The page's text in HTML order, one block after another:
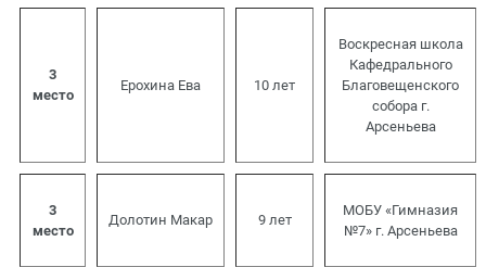
3
место
Ерохина Ева 10 лет
Воскресная школа
Кафедрального
Благовещенского
собора г.
Арсеньева
3
место
Долотин Макар 9 лет
МОБУ «Гимназия
№7» г. Арсеньева